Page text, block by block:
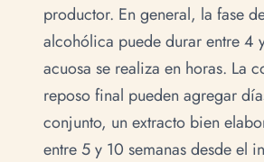
productor. En general, la fase
alcohólica puede durar entre 4
acuosa se realiza en horas. La
reposo final pueden agregar
conjunto, un extracto bien
entre 5 y 10 semanas desde el